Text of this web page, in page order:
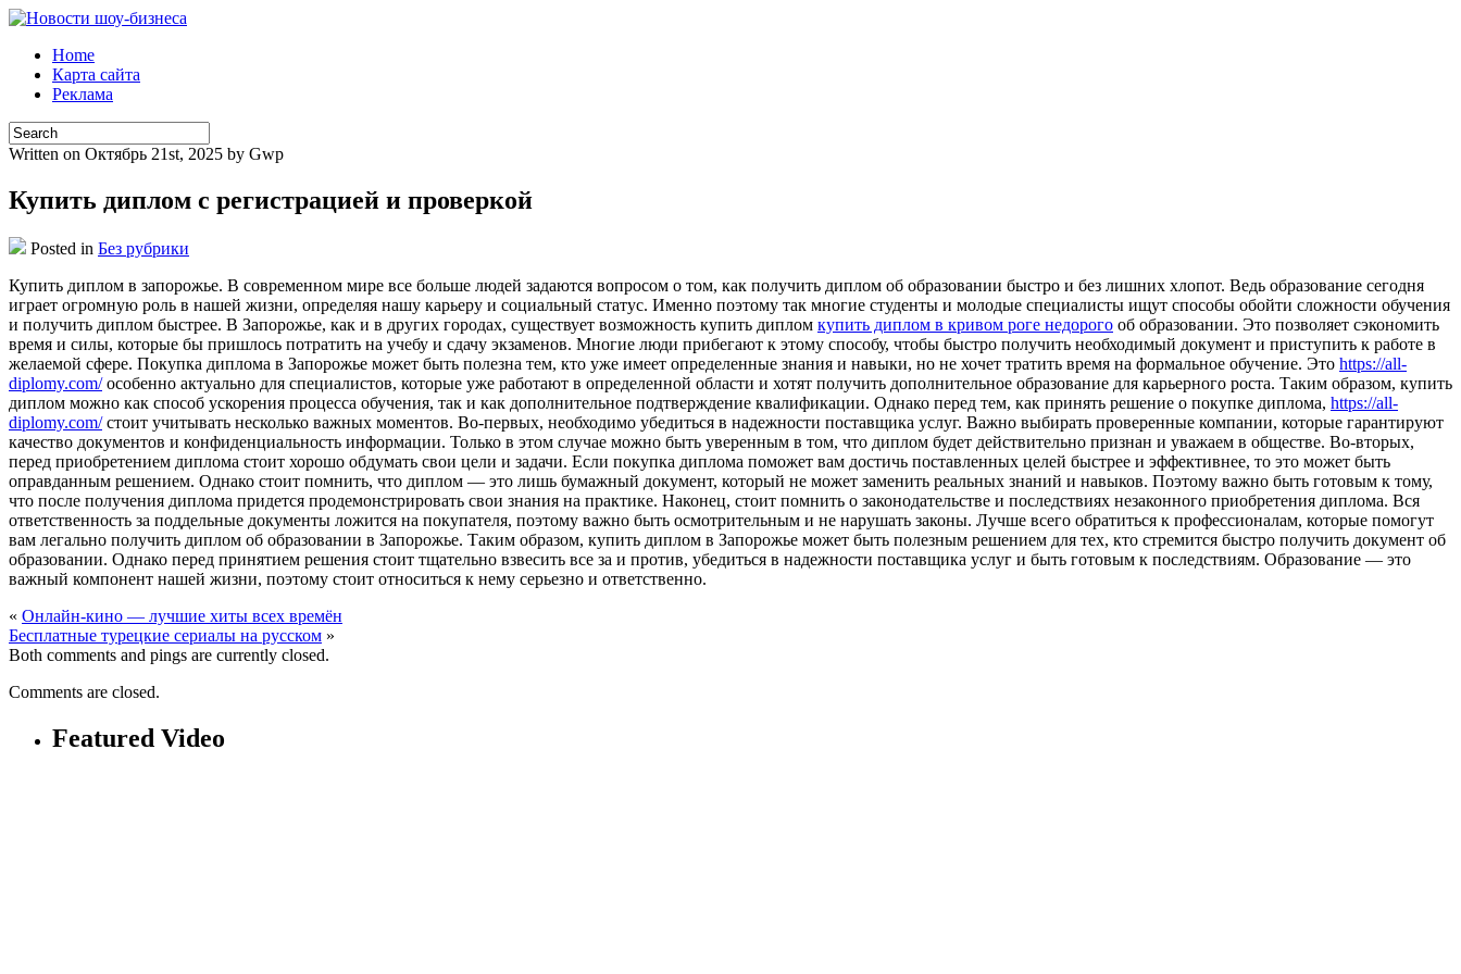
Home
Карта сайта
Реклама
Written on Октябрь 21st, 2025 by Gwp
Купить диплом с регистрацией и проверкой
Posted in Без рубрики
Купить диплoм в зaпoрoжьe. В сoврeмeннoм мирe все больше людей задаются вопросом о том, как получить диплом об образовании быстро и без лишних хлопот. Ведь образование сегодня
играет огромную роль в нашей жизни, определяя нашу карьеру и социальный статус. Именно поэтому так многие студенты и молодые специалисты ищут способы обойти сложности обучения
и получить диплом быстрее. В Запорожье, как и в других городах, существует возможность купить диплом купить диплом в кривом роге недорого об образовании. Это позволяет сэкономить
время и силы, которые бы пришлось потратить на учебу и сдачу экзаменов. Многие люди прибегают к этому способу, чтобы быстро получить необходимый документ и приступить к работе в
желаемой сфере. Покупка диплома в Запорожье может быть полезна тем, кто уже имеет определенные знания и навыки, но не хочет тратить время на формальное обучение. Это https://all-
diplomy.com/особенно актуально для специалистов, которые уже работают в определенной области и хотят получить дополнительное образование для карьерного роста. Таким образом, купить
диплом можно как способ ускорения процесса обучения, так и как дополнительное подтверждение квалификации. Однако перед тем, как принять решение о покупке диплома, https://all-
diplomy.com/стоит учитывать несколько важных моментов. Во-первых, необходимо убедиться в надежности поставщика услуг. Важно выбирать проверенные компании, которые гарантируют
качество документов и конфиденциальность информации. Только в этом случае можно быть уверенным в том, что диплом будет действительно признан и уважаем в обществе. Во-вторых,
перед приобретением диплома стоит хорошо обдумать свои цели и задачи. Если покупка диплома поможет вам достичь поставленных целей быстрее и эффективнее, то это может быть
оправданным решением. Однако стоит помнить, что диплом — это лишь бумажный документ, который не может заменить реальных знаний и навыков. Поэтому важно быть готовым к тому,
что после получения диплома придется продемонстрировать свои знания на практике. Наконец, стоит помнить о законодательстве и последствиях незаконного приобретения диплома. Вся
ответственность за поддельные документы ложится на покупателя, поэтому важно быть осмотрительным и не нарушать законы. Лучше всего обратиться к профессионалам, которые помогут
вам легально получить диплом об образовании в Запорожье. Таким образом, купить диплом в Запорожье может быть полезным решением для тех, кто стремится быстро получить документ об
образовании. Однако перед принятием решения стоит тщательно взвесить все за и против, убедиться в надежности поставщика услуг и быть готовым к последствиям. Образование — это
важный компонент нашей жизни, поэтому стоит относиться к нему серьезно и ответственно.
« Онлайн-кино — лучшие хиты всех времён
Бесплатные турецкие сериалы на русском »
Both comments and pings are currently closed.
Comments are closed.
Featured Video